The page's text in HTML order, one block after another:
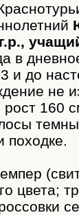
в
и до
не
рост 160
походке.
цвета;